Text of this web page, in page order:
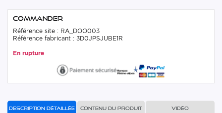
Commander
Référence site : RA_DOO003
Référence fabricant : 3D0JPSJUBE1R
En rupture
Description détaillée Contenu du produit Vidéo